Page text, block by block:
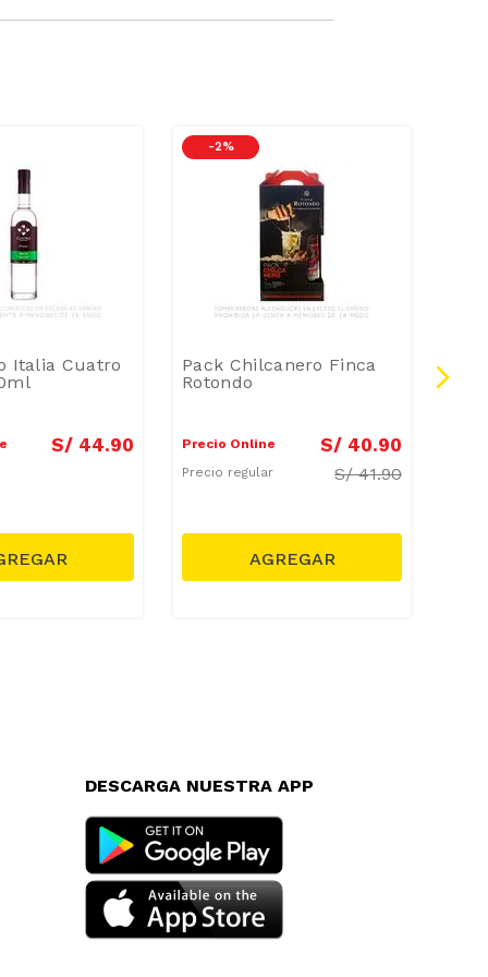
Italia Cuatro
S/ 44.90
-2 %
Pack Chilcanero Finca
Rotondo
Precio Online S/ 40.90
Precio regular S/41.90
DESCARGA NUESTRA APP